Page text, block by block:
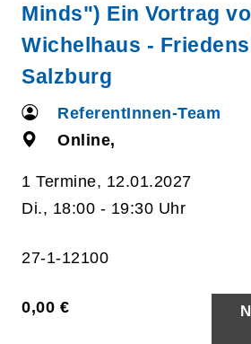
Minds") Ein Vortrag
Wichelhaus -
Salzburg
ReferentInnen-Team
Online,
1 Termine, 12.01.2027
Di., 18:00 - 19:30 Uhr
27-1-12100
0,00 €